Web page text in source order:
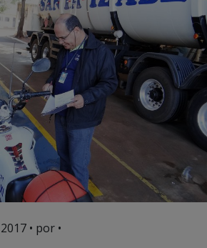
• por •